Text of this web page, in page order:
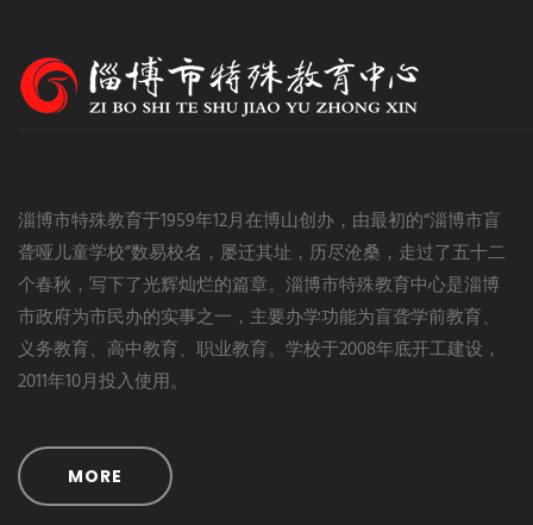
淄博市特殊教育于1959年12月在博山创办，由最初的“淄博市盲
聋哑儿童学校”数易校名，屡迁其址，历尽沧桑，走过了五十二
个春秋，写下了光辉灿烂的篇章。淄博市特殊教育中心是淄博
市政府为市民办的实事之一，主要办学功能为盲聋学前教育、
义务教育、高中教育、职业教育。学校于2008年底开工建设，
2011年10月投入使用。
MORE